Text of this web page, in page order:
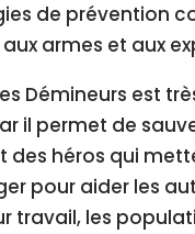
de prévention
armes et aux
Démineurs est
il permet de
des héros qui
pour aider les
travail, les